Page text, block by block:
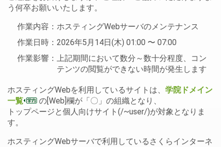
う何卒お願いいたします。
作業内容：ホスティングWebサーバのメンテナンス
作業日時：2026年5月14日(木) 01:00 〜 07:00
作業影響：上記期間において数分～数十分程度、コン
テンツの閲覧ができない時間が発生します
ホスティングWebを利用しているサイトは、 学院ドメイン
一覧
の[Web]欄が「〇」の組織となり、
トップページと個人向けサイト(/~user/)が対象となりま
す。
ホスティングWebサーバで利用しているさくらインターネ